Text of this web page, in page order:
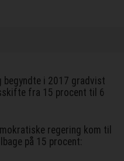
begyndte i 2017 gradvist
fra 15 procent til 6
regering kom til
på 15 procent: